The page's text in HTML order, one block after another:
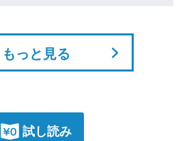
もっと見る
試し読み